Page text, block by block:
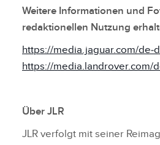
Weitere Informationen und
redaktionellen Nutzung
https://media.jaguar.com/
https://media.landrover.com/
Über JLR
JLR verfolgt mit seiner